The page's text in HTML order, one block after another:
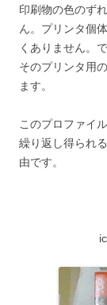
印刷物の色のず
ん。プリンタ個
くありません。
そのプリンタ用
ます。
このプロファイ
繰り返し得られ
由です。